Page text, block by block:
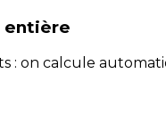
entière
: on calcule